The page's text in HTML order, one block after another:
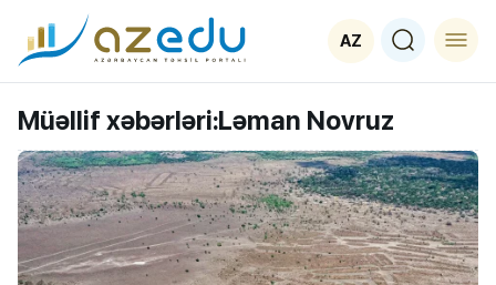
AZ
Müəllif xəbərləri:Ləman Novruz